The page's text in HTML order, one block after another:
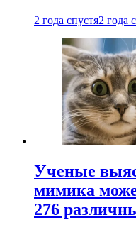
2 года спустя2 года
Ученые
мимика
276